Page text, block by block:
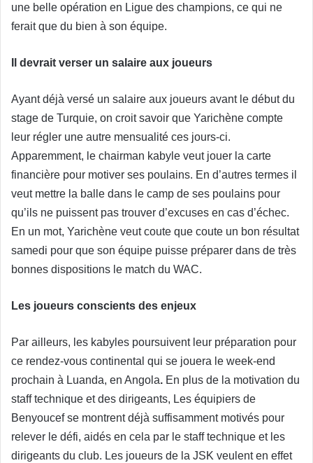
une belle opération en Ligue des champions, ce qui ne
ferait que du bien à son équipe.
Il devrait verser un salaire aux joueurs
Ayant déjà versé un salaire aux joueurs avant le début du
stage de Turquie, on croit savoir que Yarichène compte
leur régler une autre mensualité ces jours-ci.
Apparemment, le chairman kabyle veut jouer la carte
financière pour motiver ses poulains. En d’autres termes il
veut mettre la balle dans le camp de ses poulains pour
qu’ils ne puissent pas trouver d’excuses en cas d’échec.
En un mot, Yarichène veut coute que coute un bon résultat
samedi pour que son équipe puisse préparer dans de très
bonnes dispositions le match du WAC.
Les joueurs conscients des enjeux
Par ailleurs, les kabyles poursuivent leur préparation pour
ce rendez-vous continental qui se jouera le week-end
prochain à Luanda, en Angola. En plus de la motivation du
staff technique et des dirigeants, Les équipiers de
Benyoucef se montrent déjà suffisamment motivés pour
relever le défi, aidés en cela par le staff technique et les
dirigeants du club. Les joueurs de la JSK veulent en effet